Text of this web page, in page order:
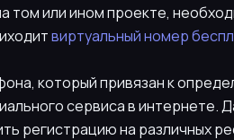
том или ином проекте,
виртуальный номер
который привязан к
сервиса в интернете.
регистрацию на различных